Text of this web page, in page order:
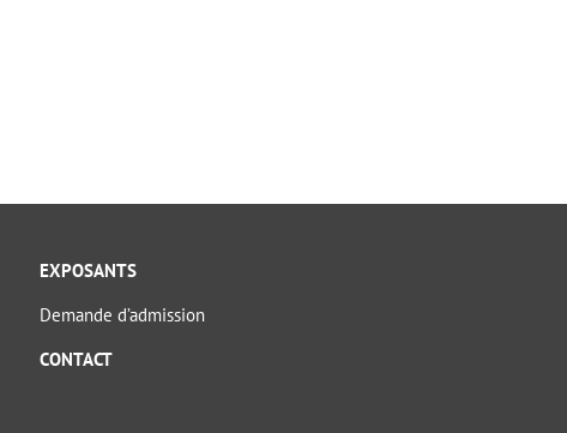
EXPOSANTS
Demande d’admission
CONTACT